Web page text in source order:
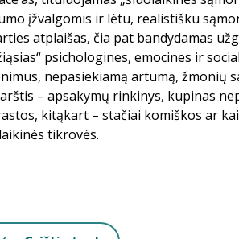
įžvalgomis ir lėtu, realistišku
atplaišas, čia pat bandydamas
psichologines, emocines ir
nepasiekiamą artumą, žmonių
– apsakymų rinkinys, kupinas
kitąkart – stačiai komiškos ar
tikrovės.